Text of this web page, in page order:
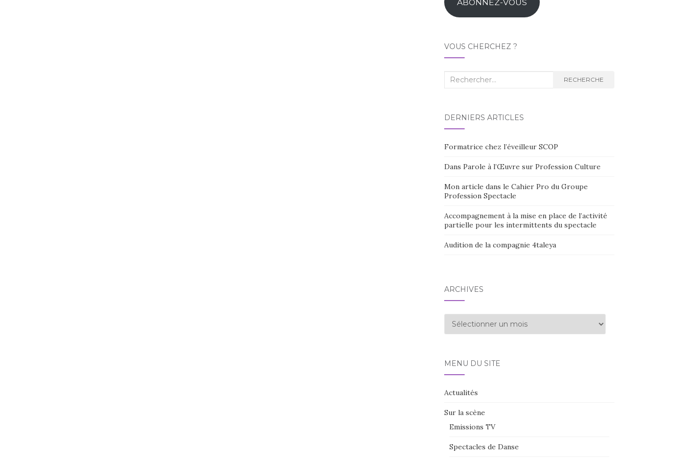
ABONNEZ-VOUS
VOUS CHERCHEZ ?
Recherche
RECHERCHE
DERNIERS ARTICLES
Formatrice chez l’éveilleur SCOP
Dans Parole à l’Œuvre sur Profession Culture
Mon article dans le Cahier Pro du Groupe
Profession Spectacle
Accompagnement à la mise en place de l’activité
partielle pour les intermittents du spectacle
Audition de la compagnie 4taleya
ARCHIVES
Archives
MENU DU SITE
Actualités
Sur la scène
Emissions TV
Spectacles de Danse